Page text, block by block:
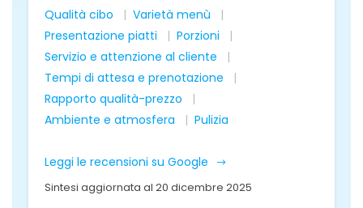
Qualità cibo
Varietà menù
Presentazione piatti
Porzioni
Servizio e attenzione al cliente
Tempi di attesa e prenotazione
Rapporto qualità-prezzo
Ambiente e atmosfera
Pulizia
Leggi le recensioni su Google
Sintesi aggiornata al 20 dicembre 2025